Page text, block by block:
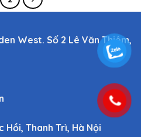
West. Số 2 Lê Văn Thiêm,
Hồi, Thanh Trì, Hà Nội